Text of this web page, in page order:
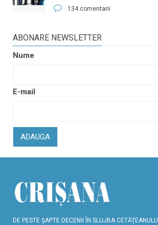
134 comentarii
ABONARE NEWSLETTER
Nume
E-mail
ADAUGA
DE PESTE ŞAPTE DECENII ÎN SLUJBA CETĂŢEANULUI